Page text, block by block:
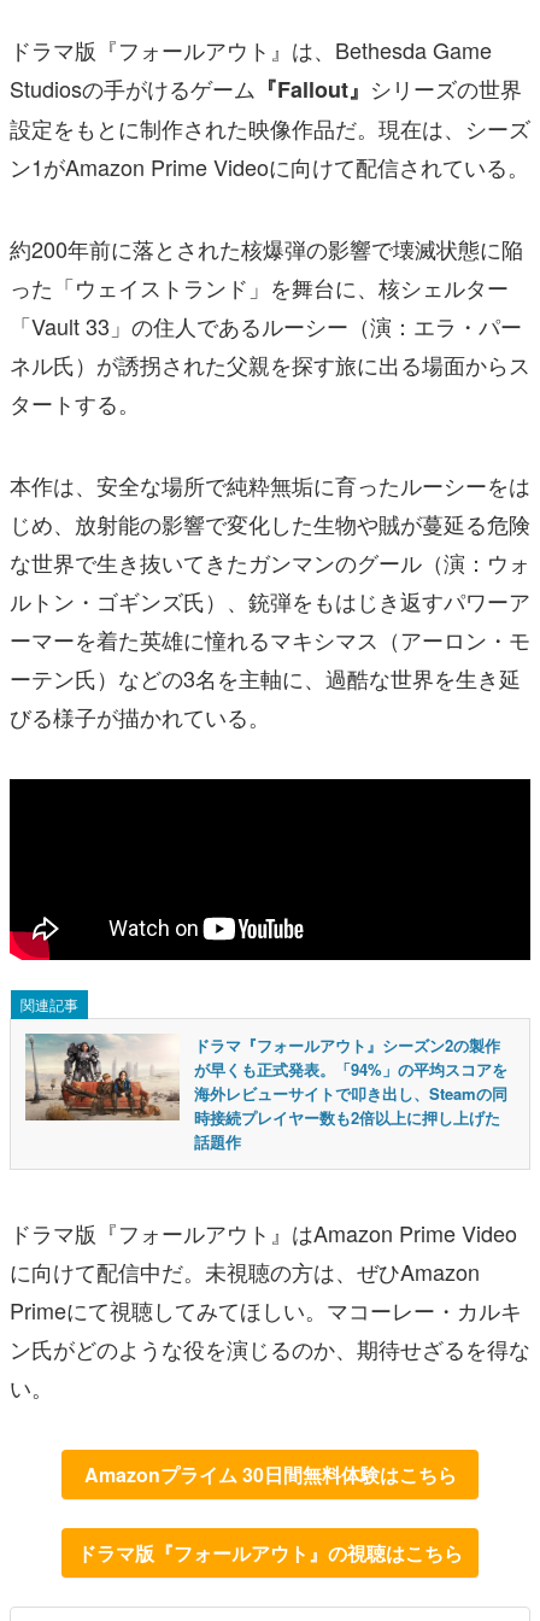
ドラマ版『フォールアウト』は、Bethesda Game
Studiosの手がけるゲーム 『Fallout』 シリーズの世界
設定をもとに制作された映像作品だ。現在は、シーズ
ン1がAmazon Prime Videoに向けて配信されている。
約200年前に落とされた核爆弾の影響で壊滅状態に陥
った「ウェイストランド」を舞台に、核シェルター
「Vault 33」の住人であるルーシー（演：エラ・パー
ネル氏）が誘拐された父親を探す旅に出る場面からス
タートする。
本作は、安全な場所で純粋無垢に育ったルーシーをは
じめ、放射能の影響で変化した生物や賊が蔓延る危険
な世界で生き抜いてきたガンマンのグール（演：ウォ
ルトン・ゴギンズ氏）、銃弾をもはじき返すパワーア
ーマーを着た英雄に憧れるマキシマス（アーロン・モ
ーテン氏）などの3名を主軸に、過酷な世界を生き延
びる様子が描かれている。
関連記事
ドラマ『フォールアウト』シーズン2の製作
が早くも正式発表。「94%」の平均スコアを
海外レビューサイトで叩き出し、Steamの同
時接続プレイヤー数も2倍以上に押し上げた
話題作
ドラマ版『フォールアウト』はAmazon Prime Video
に向けて配信中だ。未視聴の方は、ぜひAmazon
Primeにて視聴してみてほしい。マコーレー・カルキ
ン氏がどのような役を演じるのか、期待せざるを得な
い。
Amazonプライム 30日間無料体験はこちら
ドラマ版『フォールアウト』の視聴はこちら